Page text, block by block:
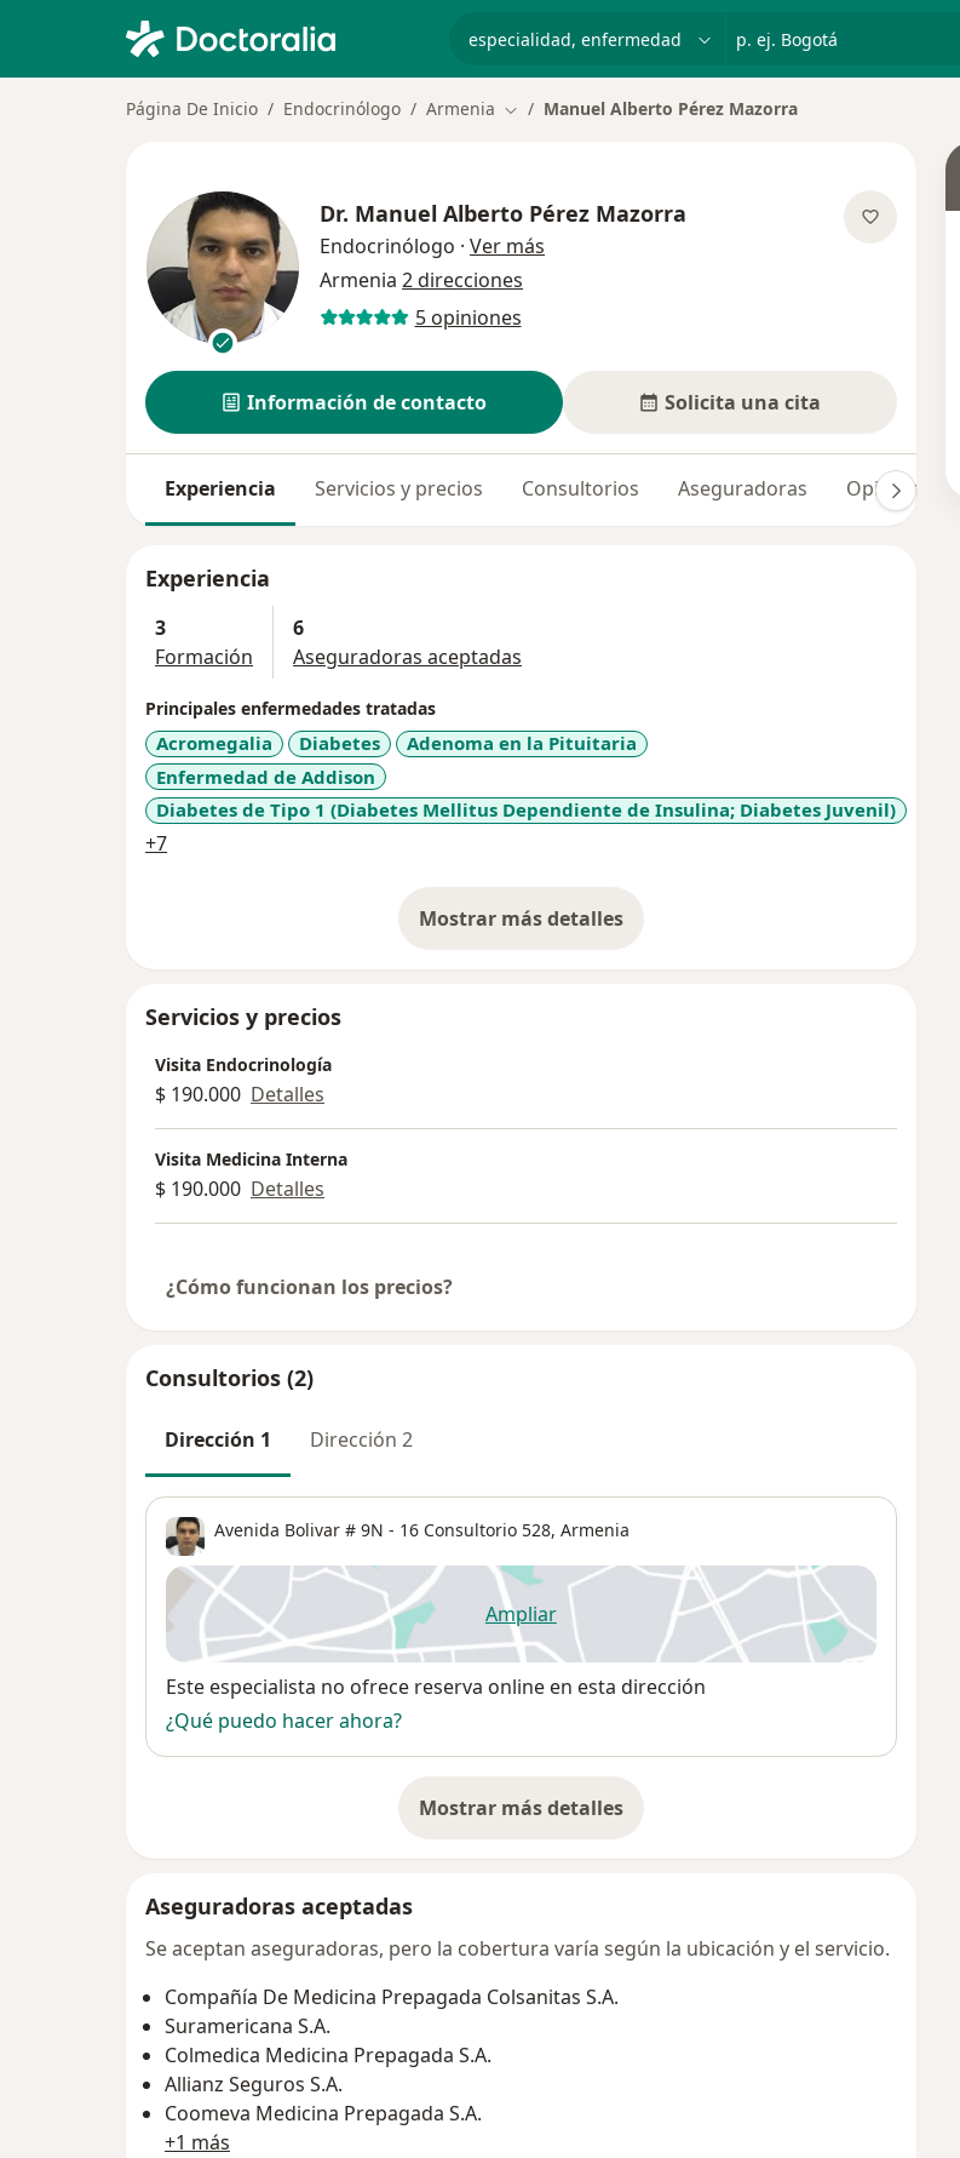
p. ej. Bogotá
Página De Inicio Endocrinólogo Armenia Cambiar de ciudad
Manuel Alberto Pérez Mazorra
Dr. Manuel Alberto Pérez Mazorra
Endocrinólogo · Ver más
Armenia 2 direcciones
5 opiniones
Información de contacto Solicita una cita
Experiencia Servicios y precios Consultorios Aseguradoras Opiniones (5)
Experiencia
3
Formación
6
Aseguradoras aceptadas
Principales enfermedades tratadas
Acromegalia Diabetes
Adenoma en la Pituitaria
Enfermedad de Addison
Diabetes de Tipo 1 (Diabetes Mellitus Dependiente de Insulina; Diabetes Juvenil)
+7a11y_sr_more_diseases
Mostrar más detalles
sobre la experiencia
Servicios y precios
Visita Endocrinología
$ 190.000 Detalles
Visita Medicina Interna
$ 190.000 Detalles
¿Cómo funcionan los precios?
Consultorios (2)
Dirección 1 Dirección 2
Avenida Bolivar # 9N - 16 Consultorio 528, Armenia
Ampliarse abre en una nueva pestaña
Disponibilidad
Este especialista no ofrece reserva online en esta dirección
¿Qué puedo hacer ahora?
Mostrar más detalles
sobre la dirección
Aseguradoras aceptadas
Se aceptan aseguradoras, pero la cobertura varía según la ubicación y el servicio.
Compañía De Medicina Prepagada Colsanitas S.A.
Suramericana S.A.
Colmedica Medicina Prepagada S.A.
Allianz Seguros S.A.
Coomeva Medicina Prepagada S.A.
+1 más